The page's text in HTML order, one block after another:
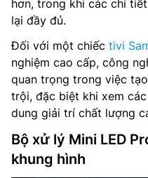
hơn, trong khi các chi
lại đầy đủ.
Đối với một chiếc tivi
nghiệm cao cấp, công
quan trọng trong việc
trội, đặc biệt khi xem
dung giải trí chất lượng
Bộ xử lý Mini LED
khung hình